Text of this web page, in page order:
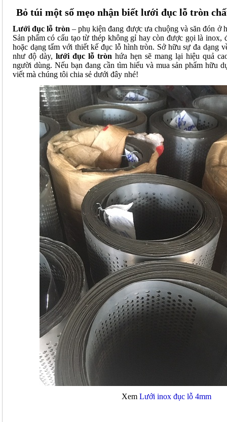
Bỏ túi một số mẹo nhận biết lưới đục lỗ tròn
Lưới đục lỗ tròn – phụ kiện đang được ưa chuộng và săn đón ở
Sản phẩm có cấu tạo từ thép không gỉ hay còn được gọi là inox,
hoặc dạng tấm với thiết kế đục lỗ hình tròn. Sở hữu sự đa dạng
như độ dày, lưới đục lỗ tròn hứa hẹn sẽ mang lại hiệu quả
người dùng. Nếu bạn đang cần tìm hiểu và mua sản phẩm hữu
viết mà chúng tôi chia sẻ dưới đây nhé!
Xem Lưới inox đục lỗ 4mm